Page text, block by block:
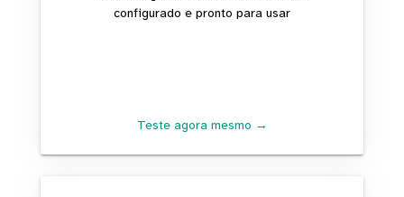
configurado e pronto para usar
Teste agora mesmo →